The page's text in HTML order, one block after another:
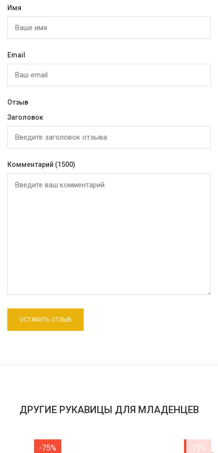
Имя
Email
Отзыв
Заголовок
Комментарий (1500)
ДРУГИЕ РУКАВИЦЫ ДЛЯ МЛАДЕНЦЕВ
-75% -75%